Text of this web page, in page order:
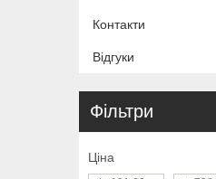
Контакти
Відгуки
Фільтри
Ціна